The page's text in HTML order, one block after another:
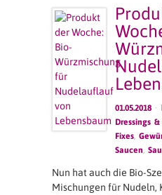
01.05.2018
Dressings
Fixes ,
Saucen ,
Nun hat auch die Bio-
Mischungen für Nudeln,